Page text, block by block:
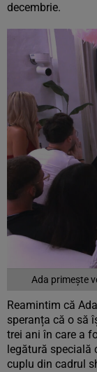
decembrie.
Ada primește
Reamintim că
speranța că o să
trei ani în care a
legătură specială
cuplu din cadrul